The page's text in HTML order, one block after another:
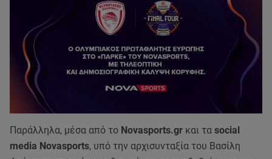
Παράλληλα, μέσα από το Novasports.gr και τα social
media Novasports, υπό την αρχισυνταξία του Βασίλη